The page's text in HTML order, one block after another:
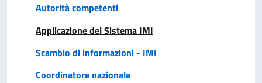
Autorità competenti
Applicazione del Sistema IMI
Scambio di informazioni - IMI
Coordinatore nazionale